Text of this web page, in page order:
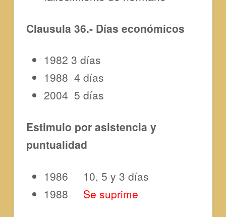
Clausula 36.- Días económicos
1982 3 días
1988 4 días
2004 5 días
Estimulo por asistencia y
puntualidad
1986 10, 5 y 3 días
1988 Se suprime